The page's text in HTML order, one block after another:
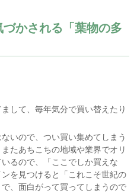
かされる「葉物の多
して、毎年気分で買い替えたり
いので、つい買い集めてしまう
たあちこちの地域や業界でオリ
るので、「ここでしか買えな
を見つけると「これこそ世紀の
、面白がって買ってしまうので